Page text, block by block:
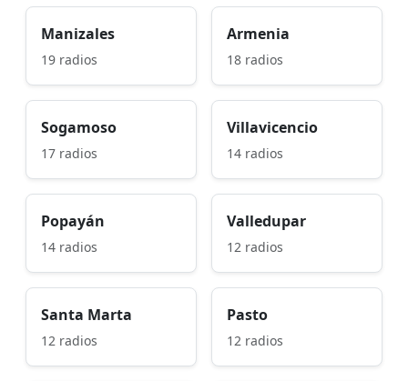
Manizales
19 radios
Armenia
18 radios
Sogamoso
17 radios
Villavicencio
14 radios
Popayán
14 radios
Valledupar
12 radios
Santa Marta
12 radios
Pasto
12 radios